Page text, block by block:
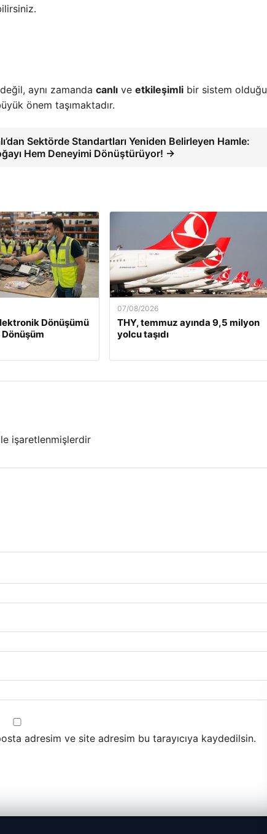
aynı zamanda canlı ve etkileşimli bir sistem olduğu
önem taşımaktadır.
Sektörde Standartları Yeniden Belirleyen Hamle:
Hem Deneyimi Dönüştürüyor! →
Dönüşümü
07/08/2026
THY, temmuz ayında 9,5 milyon
yolcu taşıdı
işaretlenmişlerdir
adresim ve site adresim bu tarayıcıya kaydedilsin.